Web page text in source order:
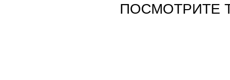
ПОСМОТРИТЕ